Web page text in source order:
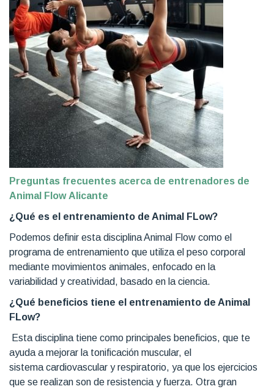
Preguntas frecuentes acerca de entrenadores de
Animal Flow Alicante
¿Qué es el entrenamiento de Animal FLow?
Podemos definir esta disciplina Animal Flow como el
programa de entrenamiento que utiliza el peso corporal
mediante movimientos animales, enfocado en la
variabilidad y creatividad, basado en la ciencia.
¿Qué beneficios tiene el entrenamiento de Animal
FLow?
Esta disciplina tiene como principales beneficios, que te
ayuda a mejorar la tonificación muscular, el
sistema cardiovascular y respiratorio, ya que los ejercicios
que se realizan son de resistencia y fuerza. Otra gran